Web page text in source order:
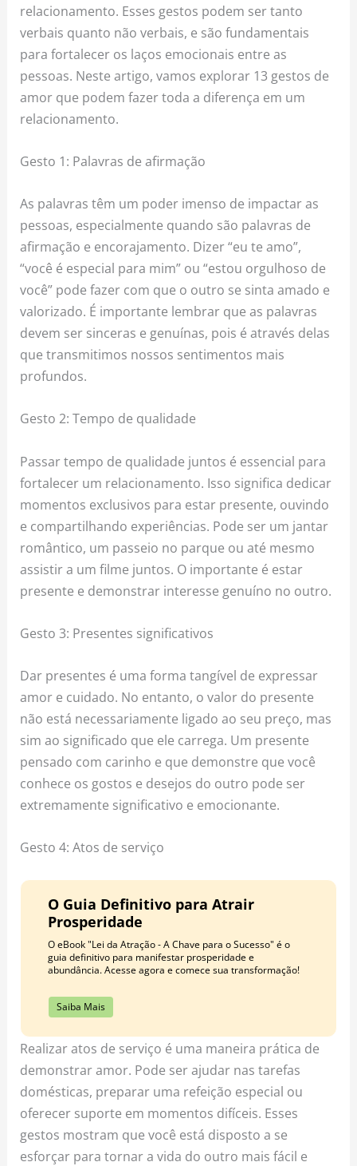
relacionamento. Esses gestos podem ser tanto
verbais quanto não verbais, e são fundamentais
para fortalecer os laços emocionais entre as
pessoas. Neste artigo, vamos explorar 13 gestos de
amor que podem fazer toda a diferença em um
relacionamento.
Gesto 1: Palavras de afirmação
As palavras têm um poder imenso de impactar as
pessoas, especialmente quando são palavras de
afirmação e encorajamento. Dizer “eu te amo”,
“você é especial para mim” ou “estou orgulhoso de
você” pode fazer com que o outro se sinta amado e
valorizado. É importante lembrar que as palavras
devem ser sinceras e genuínas, pois é através delas
que transmitimos nossos sentimentos mais
profundos.
Gesto 2: Tempo de qualidade
Passar tempo de qualidade juntos é essencial para
fortalecer um relacionamento. Isso significa dedicar
momentos exclusivos para estar presente, ouvindo
e compartilhando experiências. Pode ser um jantar
romântico, um passeio no parque ou até mesmo
assistir a um filme juntos. O importante é estar
presente e demonstrar interesse genuíno no outro.
Gesto 3: Presentes significativos
Dar presentes é uma forma tangível de expressar
amor e cuidado. No entanto, o valor do presente
não está necessariamente ligado ao seu preço, mas
sim ao significado que ele carrega. Um presente
pensado com carinho e que demonstre que você
conhece os gostos e desejos do outro pode ser
extremamente significativo e emocionante.
Gesto 4: Atos de serviço
O Guia Definitivo para Atrair
Prosperidade
O eBook "Lei da Atração - A Chave para o Sucesso" é o
guia definitivo para manifestar prosperidade e
abundância. Acesse agora e comece sua transformação!
Saiba Mais
Realizar atos de serviço é uma maneira prática de
demonstrar amor. Pode ser ajudar nas tarefas
domésticas, preparar uma refeição especial ou
oferecer suporte em momentos difíceis. Esses
gestos mostram que você está disposto a se
esforçar para tornar a vida do outro mais fácil e